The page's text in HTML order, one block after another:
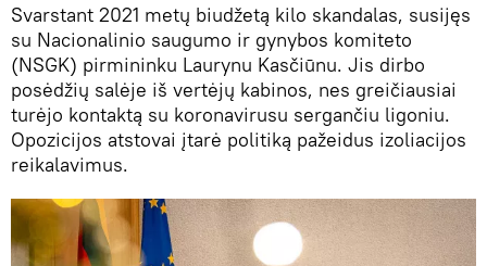
Svarstant 2021 metų biudžetą kilo skandalas, susijęs
su Nacionalinio saugumo ir gynybos komiteto
(NSGK) pirmininku Laurynu Kasčiūnu. Jis dirbo
posėdžių salėje iš vertėjų kabinos, nes greičiausiai
turėjo kontaktą su koronavirusu sergančiu ligoniu.
Opozicijos atstovai įtarė politiką pažeidus izoliacijos
reikalavimus.